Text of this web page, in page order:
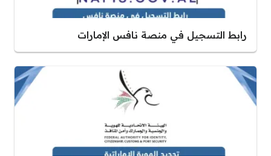
رابط التسجيل في منصة نافس الإمارات